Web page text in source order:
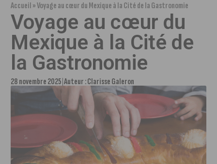
Accueil»Voyage au cœur du Mexique à la Cité de la Gastronomie
Voyage au cœur du
Mexique à la Cité de
la Gastronomie
28 novembre 2025 Auteur :Clarisse Galeron